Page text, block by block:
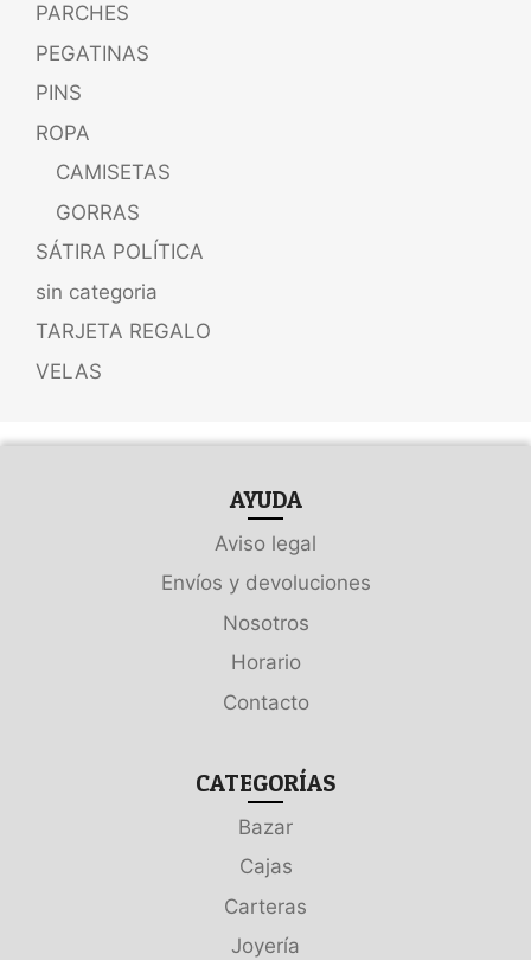
PARCHES
PEGATINAS
PINS
ROPA
CAMISETAS
GORRAS
SÁTIRA POLÍTICA
sin categoria
TARJETA REGALO
VELAS
AYUDA
Aviso legal
Envíos y devoluciones
Nosotros
Horario
Contacto
CATEGORÍAS
Bazar
Cajas
Carteras
Joyería